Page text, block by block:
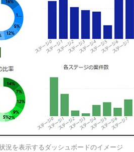
況を表示するダッシュボードのイメージ